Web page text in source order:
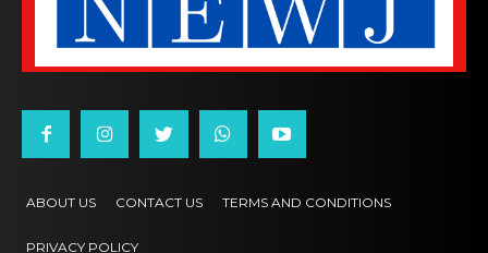
ABOUT US CONTACT US TERMS AND CONDITIONS
PRIVACY POLICY